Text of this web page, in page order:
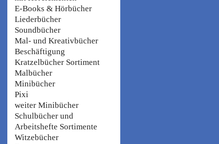
E-Books & Hörbücher
Liederbücher
Soundbücher
Mal- und Kreativbücher
Beschäftigung
Kratzelbücher Sortiment
Malbücher
Minibücher
Pixi
weiter Minibücher
Schulbücher und
Arbeitshefte Sortimente
Witzebücher